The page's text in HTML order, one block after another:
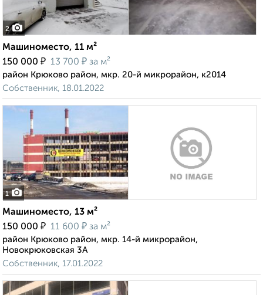
2
Машиноместо, 11 м²
150 000 ₽ 13 700 ₽ за м²
район Крюково район, мкр. 20-й микрорайон, к2014
Собственник, 18.01.2022
1
Машиноместо, 13 м²
150 000 ₽ 11 600 ₽ за м²
район Крюково район, мкр. 14-й микрорайон,
Новокрюковская 3А
Собственник, 17.01.2022